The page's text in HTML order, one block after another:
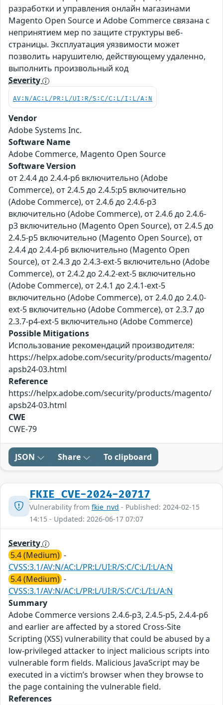
разработки и управления онлайн магазинами
Magento Open Source и Adobe Commerce связана с
непринятием мер по защите структуры веб-
страницы. Эксплуатация уязвимости может
позволить нарушителю, действующему удаленно,
выполнить произвольный код
Severity
AV:N/AC:L/PR:L/UI:R/S:C/C:L/I:L/A:N
Vendor
Adobe Systems Inc.
Software Name
Adobe Commerce, Magento Open Source
Software Version
от 2.4.4 до 2.4.4-p6 включительно (Adobe
Commerce), от 2.4.5 до 2.4.5:p5 включительно
(Adobe Commerce), от 2.4.6 до 2.4.6-p3
включительно (Adobe Commerce), от 2.4.6 до 2.4.6-
p3 включительно (Magento Open Source), от 2.4.5 до
2.4.5-p5 включительно (Magento Open Source), от
2.4.4 до 2.4.4-p6 включительно (Magento Open
Source), от 2.4.3 до 2.4.3-ext-5 включительно (Adobe
Commerce), от 2.4.2 до 2.4.2-ext-5 включительно
(Adobe Commerce), от 2.4.1 до 2.4.1-ext-5
включительно (Adobe Commerce), от 2.4.0 до 2.4.0-
ext-5 включительно (Adobe Commerce), от 2.3.7 до
2.3.7-p4-ext-5 включительно (Adobe Commerce)
Possible Mitigations
Использование рекомендаций производителя:
https://helpx.adobe.com/security/products/magento/
apsb24-03.html
Reference
https://helpx.adobe.com/security/products/magento/
apsb24-03.html
CWE
CWE-79
JSON Share To clipboard
FKIE_CVE-2024-20717
Vulnerability from fkie_nvd - Published: 2024-02-15
14:15 - Updated: 2026-06-17 07:07
Severity
5.4 (Medium) -
CVSS:3.1/AV:N/AC:L/PR:L/UI:R/S:C/C:L/I:L/A:N
5.4 (Medium) -
CVSS:3.1/AV:N/AC:L/PR:L/UI:R/S:C/C:L/I:L/A:N
Summary
Adobe Commerce versions 2.4.6-p3, 2.4.5-p5, 2.4.4-p6
and earlier are affected by a stored Cross-Site
Scripting (XSS) vulnerability that could be abused by a
low-privileged attacker to inject malicious scripts into
vulnerable form fields. Malicious JavaScript may be
executed in a victim’s browser when they browse to
the page containing the vulnerable field.
References